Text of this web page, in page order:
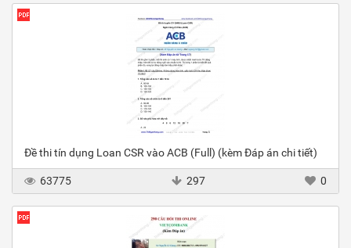
Đề thi tín dụng Loan CSR vào ACB (Full) (kèm Đáp án chi tiết)
63775 297 0